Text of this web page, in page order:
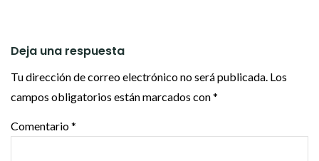
Deja una respuesta
Tu dirección de correo electrónico no será publicada. Los
campos obligatorios están marcados con*
Comentario*